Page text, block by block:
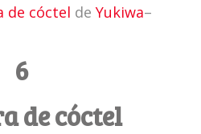
de cóctel de Yukiwa–
6
de cóctel